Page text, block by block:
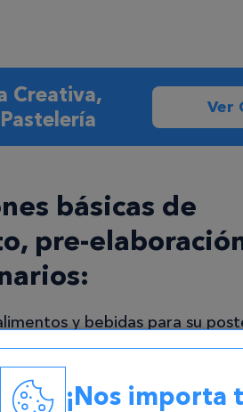
Creativa,
Ver
básicas de
pre-
y bebidas para su
acuerdo con el lugar,
Ten en cuenta que hay
específicas.
¡Nos importa